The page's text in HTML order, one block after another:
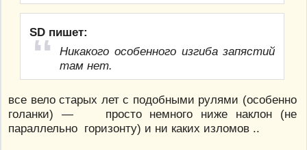
SD пишет:
Никакого особенного изгиба запястий
там нет.
все вело старых лет с подобными рулями (особенно
голанки) — просто немного ниже наклон (не
параллельно горизонту) и ни каких изломов ..